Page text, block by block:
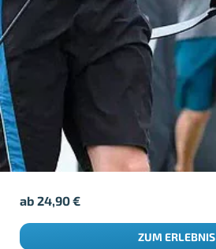
ab24,90€
ZUM ERLEBNIS